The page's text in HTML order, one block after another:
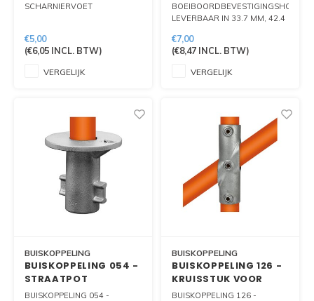
SCHARNIERVOET
€5,00
(€6,05INCL. BTW)
VERGELIJK
BOEIBOORDBEVESTIGINGSHOEK.
LEVERBAAR IN 33.7 MM, 42.4
€7,00
(€8,47 INCL. BTW)
VERGELIJK
BUISKOPPELING
BUISKOPPELING 054 -
STRAATPOT
BUISKOPPELING 054 -
BUISKOPPELING
BUISKOPPELING 126 -
KRUISSTUK VOOR
HELLING
BUISKOPPELING 126 -